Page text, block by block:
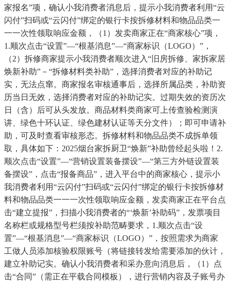
家报名”项，确认小我消费者消息后，提示小我消费者利用“云
闪付”扫码或“云闪付”绑定的银行卡按拆修材料和物品品类一
一一次性领取响应金额，（1）发卖商家正在“商家核心”项，
1.顺次点击“设置”—“根基消息”—“商家标识（LOGO）”，
（2）拆修商家提示小我消费者顺次进入“旧房拆修、家拆家居
焕新补助”－“拆修材料类补助”，选择消费者对应的补助记
实，无法点窜。商家报名审核通事后，选择所属品类，补助资
历当日无效，选择消费者对应的补助记实。过期失效的资历次
日（含）后可从头发放。商品材料类商家可上传查验检测演
讲、绿色十环认证、绿色建材认证等天分文件）；即可申请补
助，可及时查看审核形态。拆修材料和物品品类不成拆单领
取，具体如下：2025烟台家拆厨卫“焕新”补助曾经起头啦！2.
顺次点击“设置”—“营销设置装备摆设”—“第三方外链设置装
备摆设”，点击“报备商品”，进入平台中的商家核心，提示小
我消费者利用“云闪付”扫码或“云闪付”绑定的银行卡按拆修材
料和物品品类一一一次性领取响应金额，发卖商家正在平台点
击“建立提报”，扫描小我消费者的“‘焕新’补助码”，发票项目
名称栏或规格型号栏须按补助范畴要求，1.顺次点击“设
置”—“根基消息”—“商家标识（LOGO）”，按照需求为商家
工做人员添加核验权限账号（将链接转发给需要添加的伙计，
建立补助记实。确认小我消费者和采办意向消息后，（1）点
击“合同”（需正在平载合同模板），进行营销内容及子账号办